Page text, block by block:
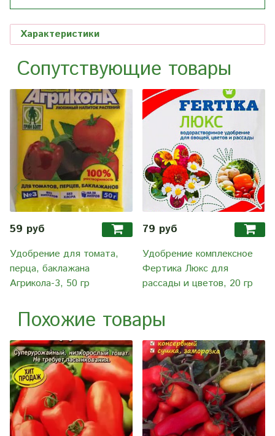
Характеристики
Сопутствующие товары
59 руб
Удобрение для томата,
перца, баклажана
Агрикола-3, 50 гр
79 руб
Удобрение комплексное
Фертика Люкс для
рассады и цветов, 20 гр
Похожие товары